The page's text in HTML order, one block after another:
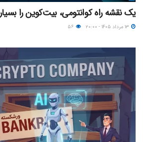
یک نقشه راه کوانتومی، بیت‌کوین را بسیار